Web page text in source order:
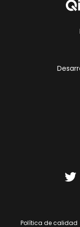
Política de calidad